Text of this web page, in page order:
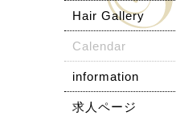
Hair Gallery
Calendar
information
求人ページ